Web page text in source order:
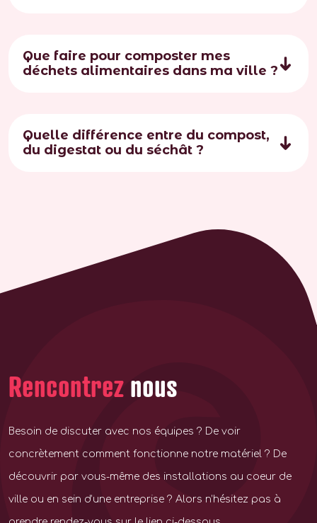
Que faire pour composter mes
déchets alimentaires dans ma ville ?
Quelle différence entre du compost,
du digestat ou du séchât ?
Rencontrez nous
Besoin de discuter avec nos équipes ? De voir
concrètement comment fonctionne notre matériel ? De
découvrir par vous-même des installations au coeur de
ville ou en sein d’une entreprise ? Alors n’hésitez pas à